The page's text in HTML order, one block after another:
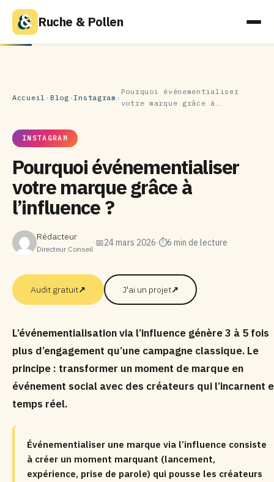
Ruche & Pollen
Accueil › Blog ›Instagram ›
Pourquoi événementialiser
votre marque grâce à…
INSTAGRAM
Pourquoi événementialiser
votre marque grâce à
l’influence ?
Rédacteur
Directeur Conseil
📅24 mars 2026 ⏱6 min de lecture
Audit gratuit↗ J'ai un projet↗
L’événementialisation via l’influence génère 3 à 5 fois
plus d’engagement qu’une campagne classique. Le
principe : transformer un moment de marque en
événement social avec des créateurs qui l’incarnent
temps réel.
Événementialiser une marque via l’influence consiste
à créer un moment marquant (lancement,
expérience, prise de parole) qui pousse les créateurs